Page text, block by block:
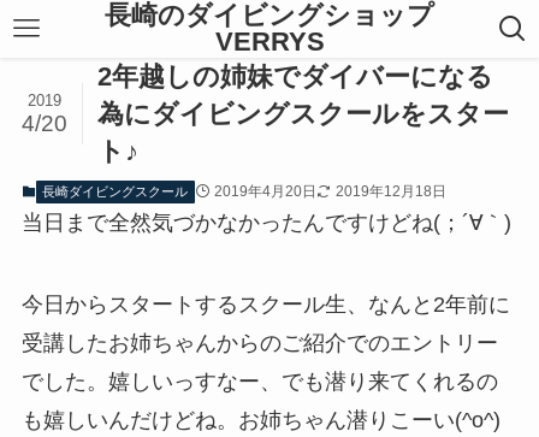
長崎のダイビングショップ
VERRYS
2年越しの姉妹でダイバーになる
為にダイビングスクールをスター
ト♪
2019
4/20
長崎ダイビングスクール 2019年4月20日 2019年12月18日
当日まで全然気づかなかったんですけどね(；´∀｀)
今日からスタートするスクール生、なんと2年前に
受講したお姉ちゃんからのご紹介でのエントリー
でした。嬉しいっすなー、でも潜り来てくれるの
も嬉しいんだけどね。お姉ちゃん潜りこーい(^o^)